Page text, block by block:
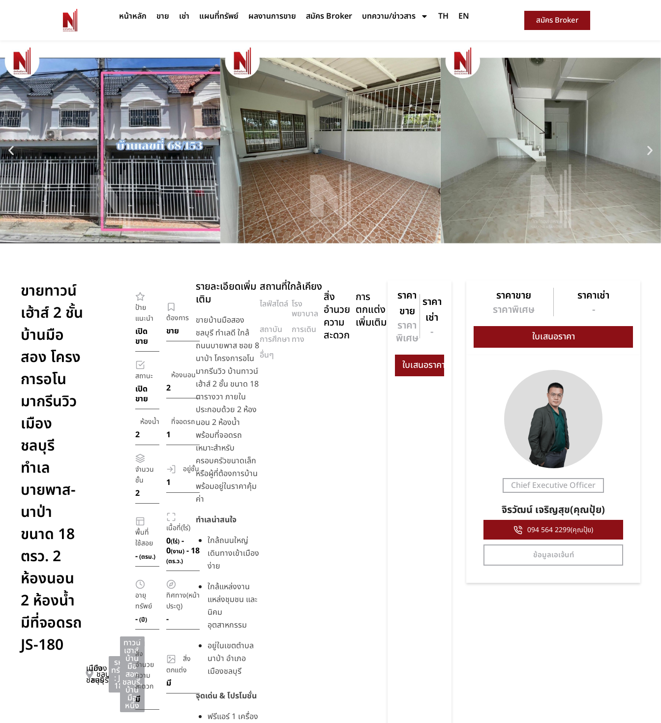
หน้าหลัก ขาย เช่า แผนที่ทรัพย์ ผลงานการขาย สมัคร Broker บทความ/ข่าวสาร TH EN สมัคร Broker
ขายทาวน์
เฮ้าส์ 2 ชั้น
บ้านมือ
สอง โครง
การอโน
มากรีนวิว
เมือง
ชลบุรี
ทำเล
บายพาส-
นาป่า
ขนาด 18
ตรว. 2
ห้องนอน
2 ห้องน้ำ
มีที่จอดรถ
JS-180
เมือง
ชลบุรี
เมือง
ชลบุรี
ชลบุรี
รหัส
ทรัพย์
: JS-
180
ทาวน์
เฮาส์,
บ้าน
มือ
สอง
ชลบุรี,
บ้าน
มือ
หนึ่ง
ป้าย
แนะนำ
เปิด
ขาย
ต้องการ
ขาย
สถานะ
เปิด
ขาย
ห้องนอน
2
ห้องน้ำ
2
ที่จอดรถ
1
จำนวน
ชั้น
2
อยู่ชั้น
1
พื้นที่
ใช้สอย
-(ตรม.)
เนื้อที่(ไร่)
0(ไร่)-
0(งาน)- 18
(ตร.ว.)
อายุ
ทรัพย์
-(ปี)
ทิศทาง(หน้า
ประตู)
-
สิ่ง
อำนวย
ความ
สะดวก
มี
สิ่ง
ตกแต่ง
มี
รายละเอียดเพิ่ม
เติม
ขายบ้านมือสอง
ชลบุรี ทำเลดี ใกล้
ถนนบายพาส ซอย 8
นาป่า โครงการอโน
มากรีนวิว บ้านทาวน์
เฮ้าส์ 2 ชั้น ขนาด 18
ตารางวา ภายใน
ประกอบด้วย 2 ห้อง
นอน 2 ห้องน้ำ
พร้อมที่จอดรถ
เหมาะสำหรับ
ครอบครัวขนาดเล็ก
หรือผู้ที่ต้องการบ้าน
พร้อมอยู่ในราคาคุ้ม
ค่า
ทำเลน่าสนใจ
ใกล้ถนนใหญ่
เดินทางเข้าเมือง
ง่าย
ใกล้แหล่งงาน
แหล่งชุมชน และ
นิคม
อุตสาหกรรม
อยู่ในเขตตำบล
นาป่า อำเภอ
เมืองชลบุรี
จุดเด่น & โปรโมชั่น
ฟรีแอร์ 1 เครื่อง
สถานที่ใกล้เคียง
ไลฟ์สไตล์ โรง
พยาบาล
สถาบัน
การศึกษา
การเดิน
ทาง
อื่นๆ
สิ่ง
อำนวย
ความ
สะดวก
การ
ตกแต่ง
เพิ่มเติม
ราคา
ขาย
ราคา
พิเศษ
ราคา
เช่า
-
ราคาขาย
ราคาพิเศษ
ราคาเช่า
-
Chief Executive Officer
จิรวัฒน์ เจริญสุข(คุณปุ้ย)
094 564 2299(คุณปุ้ย)
ข้อมูลเอเจ้นท์